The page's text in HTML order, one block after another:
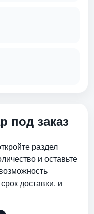
под заказ
раздел
и оставьте
доставки. и